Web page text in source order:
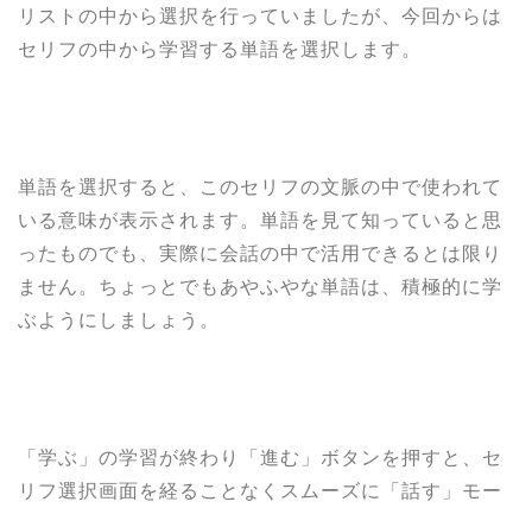
リストの中から選択を行っていましたが、今回からは
セリフの中から学習する単語を選択します。
単語を選択すると、このセリフの文脈の中で使われて
いる意味が表示されます。単語を見て知っていると思
ったものでも、実際に会話の中で活用できるとは限り
ません。ちょっとでもあやふやな単語は、積極的に学
ぶようにしましょう。
「学ぶ」の学習が終わり「進む」ボタンを押すと、セ
リフ選択画面を経ることなくスムーズに「話す」モー